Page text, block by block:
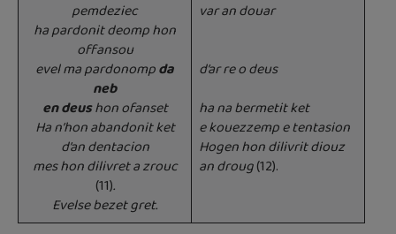
pemdeziec
ha pardonit deomp hon
offansou
evel ma pardonompda
neb
en deushon ofanset
Ha n’hon abandonit ket
d’an dentacion
mes hon dilivret a zrouc
(11).
Evelse bezet gret.
var an douar
d’ar re o deus
ha na bermetit ket
e kouezzemp e tentasion
Hogen hon dilivrit diouz
an droug(12).